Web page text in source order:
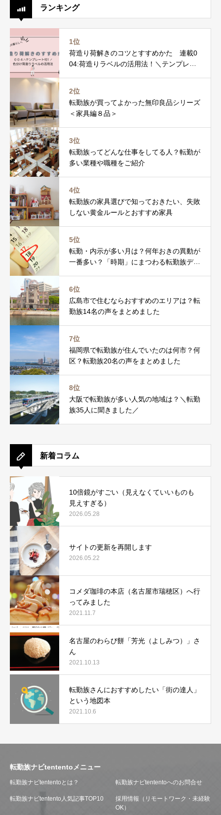
ランキング
1位
荷造り荷解きのコツとすすめかた 連載0
04:荷造りラベルの活用法！＼テンプレー
2位
転勤族が買ってよかった無印良品シリーズ
＜家具編８品＞
3位
転勤族ってどんな仕事をしてる人？転勤が
多い業種や職種をご紹介
4位
転勤族の家具選びで知っておきたい、失敗
しない黄金ルールとおすすめ家具
5位
転勤・内示が多い月は？何年おきの異動が
一番多い？「時期」にまつわる転勤族デー
6位
広島市で住むならおすすめのエリアは？転
勤族14名の声をまとめました
7位
福岡県で転勤族が住んでいたのは何市？何
区？転勤族20名の声をまとめました
8位
大阪で転勤族が多い人気の地域は？＼転勤
族35人に聞きました／
新着コラム
10倍鏡がすごい（見えなくていいものも
見えすぎる）
2026.05.28
サイトの更新を再開します
2026.05.22
コメダ珈琲の本店（名古屋市瑞穂区）へ行
ってみました
2021.11.7
名古屋のわらび餅「芳光（よしみつ）」さ
ん
2021.10.13
転勤族さんにおすすめしたい「街の達人」
という地図本
2021.10.6
転勤族ナビtententoメニュー
転勤族ナビtententoとは？ 転勤族ナビtententoへのお問合せ
転勤族ナビtentento人気記事TOP10
採用情報（リモートワーク・未経験
OK）